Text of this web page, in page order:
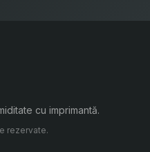
cu imprimantă.
rezervate.